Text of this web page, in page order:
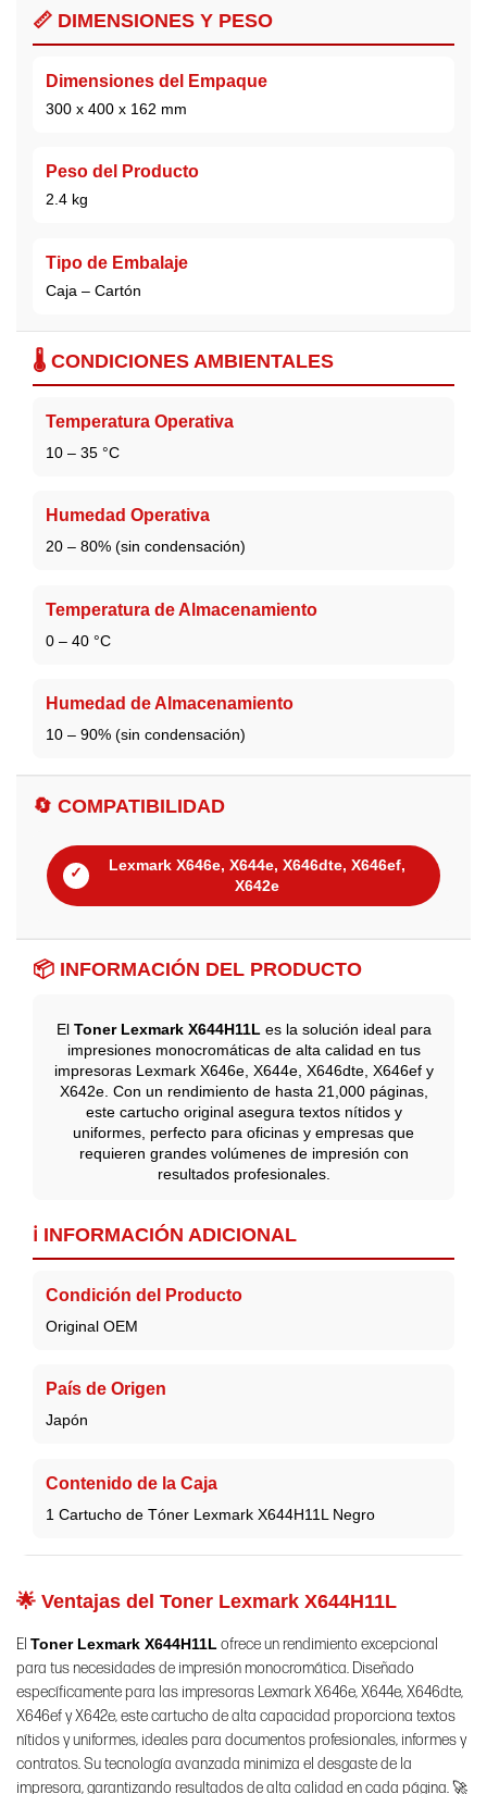
📏 DIMENSIONES Y PESO
Dimensiones del Empaque
300 x 400 x 162 mm
Peso del Producto
2.4 kg
Tipo de Embalaje
Caja – Cartón
🌡️ CONDICIONES AMBIENTALES
Temperatura Operativa
10 – 35 °C
Humedad Operativa
20 – 80% (sin condensación)
Temperatura de Almacenamiento
0 – 40 °C
Humedad de Almacenamiento
10 – 90% (sin condensación)
🔄 COMPATIBILIDAD
✓
Lexmark X646e, X644e, X646dte, X646ef,
X642e
📦 INFORMACIÓN DEL PRODUCTO
El Toner Lexmark X644H11Les la solución ideal para
impresiones monocromáticas de alta calidad en tus
impresoras Lexmark X646e, X644e, X646dte, X646ef y
X642e. Con un rendimiento de hasta 21,000 páginas,
este cartucho original asegura textos nítidos y
uniformes, perfecto para oficinas y empresas que
requieren grandes volúmenes de impresión con
resultados profesionales.
ℹ️ INFORMACIÓN ADICIONAL
Condición del Producto
Original OEM
País de Origen
Japón
Contenido de la Caja
1 Cartucho de Tóner Lexmark X644H11L Negro
🌟 Ventajas del Toner Lexmark X644H11L
El Toner Lexmark X644H11L ofrece un rendimiento excepcional
para tus necesidades de impresión monocromática. Diseñado
específicamente para las impresoras Lexmark X646e, X644e, X646dte,
X646ef y X642e, este cartucho de alta capacidad proporciona textos
nítidos y uniformes, ideales para documentos profesionales, informes y
contratos. Su tecnología avanzada minimiza el desgaste de la
impresora, garantizando resultados de alta calidad en cada página. 🚀